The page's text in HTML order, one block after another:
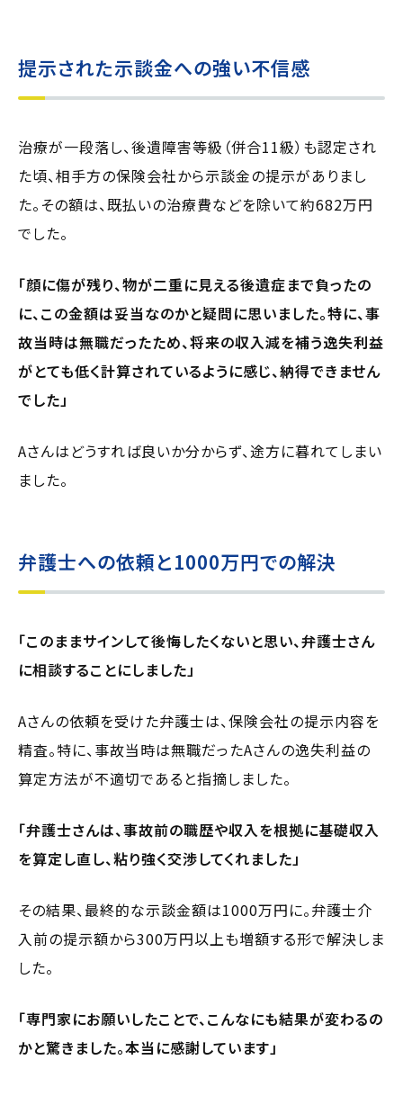
提示された示談金への強い不信感
治療が一段落し、後遺障害等級（併合11級）も認定され
た頃、相手方の保険会社から示談金の提示がありまし
た。その額は、既払いの治療費などを除いて約682万円
でした。
「顔に傷が残り、物が二重に見える後遺症まで負ったの
に、この金額は妥当なのかと疑問に思いました。特に、事
故当時は無職だったため、将来の収入減を補う逸失利益
がとても低く計算されているように感じ、納得できません
でした」
Aさんはどうすれば良いか分からず、途方に暮れてしまい
ました。
弁護士への依頼と1000万円での解決
「このままサインして後悔したくないと思い、弁護士さん
に相談することにしました」
Aさんの依頼を受けた弁護士は、保険会社の提示内容を
精査。特に、事故当時は無職だったAさんの逸失利益の
算定方法が不適切であると指摘しました。
「弁護士さんは、事故前の職歴や収入を根拠に基礎収入
を算定し直し、粘り強く交渉してくれました」
その結果、最終的な示談金額は1000万円に。弁護士介
入前の提示額から300万円以上も増額する形で解決しま
した。
「専門家にお願いしたことで、こんなにも結果が変わるの
かと驚きました。本当に感謝しています」